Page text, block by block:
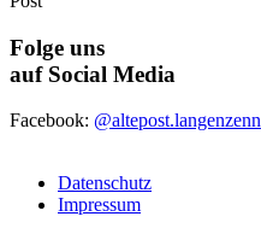
Folge uns
auf Social Media
Facebook: @altepost.langenzenn
Datenschutz
Impressum